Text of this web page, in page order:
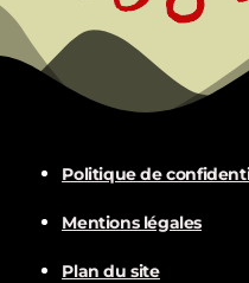
Politique de
Mentions légales
Plan du site